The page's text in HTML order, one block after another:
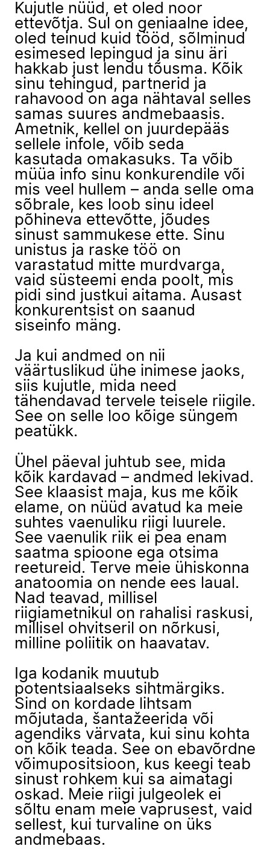
Kujutle nüüd, et oled noor
ettevõtja. Sul on geniaalne idee,
oled teinud kuid tööd, sõlminud
esimesed lepingud ja sinu äri
hakkab just lendu tõusma. Kõik
sinu tehingud, partnerid ja
rahavood on aga nähtaval selles
samas suures andmebaasis.
Ametnik, kellel on juurdepääs
sellele infole, võib seda
kasutada omakasuks. Ta võib
müüa info sinu konkurendile või
mis veel hullem – anda selle oma
sõbrale, kes loob sinu ideel
põhineva ettevõtte, jõudes
sinust sammukese ette. Sinu
unistus ja raske töö on
varastatud mitte murdvarga,
vaid süsteemi enda poolt, mis
pidi sind justkui aitama. Ausast
konkurentsist on saanud
siseinfo mäng.
Ja kui andmed on nii
väärtuslikud ühe inimese jaoks,
siis kujutle, mida need
tähendavad tervele teisele riigile.
See on selle loo kõige süngem
peatükk.
Ühel päeval juhtub see, mida
kõik kardavad – andmed lekivad.
See klaasist maja, kus me kõik
elame, on nüüd avatud ka meie
suhtes vaenuliku riigi luurele.
See vaenulik riik ei pea enam
saatma spioone ega otsima
reetureid. Terve meie ühiskonna
anatoomia on nende ees laual.
Nad teavad, millisel
riigiametnikul on rahalisi raskusi,
millisel ohvitseril on nõrkusi,
milline poliitik on haavatav.
Iga kodanik muutub
potentsiaalseks sihtmärgiks.
Sind on kordade lihtsam
mõjutada, šantažeerida või
agendiks värvata, kui sinu kohta
on kõik teada. See on ebavõrdne
võimupositsioon, kus keegi teab
sinust rohkem kui sa aimatagi
oskad. Meie riigi julgeolek ei
sõltu enam meie vaprusest, vaid
sellest, kui turvaline on üks
andmebaas.